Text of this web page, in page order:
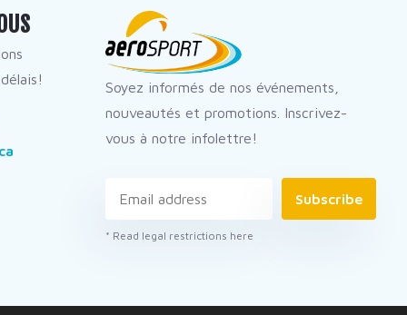
Soyez informés de nos événements,
nouveautés et promotions. Inscrivez-
vous à notre infolettre!
Subscribe
* Read legal restrictions here